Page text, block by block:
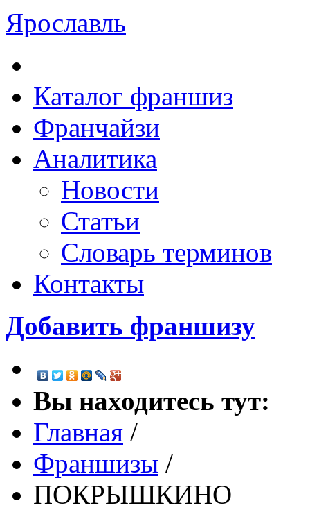
Ярославль
Каталог франшиз
Франчайзи
Аналитика
Новости
Статьи
Словарь терминов
Контакты
Добавить франшизу
Вы находитесь тут:
Главная /
Франшизы /
ПОКРЫШКИНО